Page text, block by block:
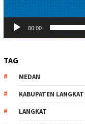
00:00
TAG
MEDAN
KABUPATEN LANGKAT
LANGKAT